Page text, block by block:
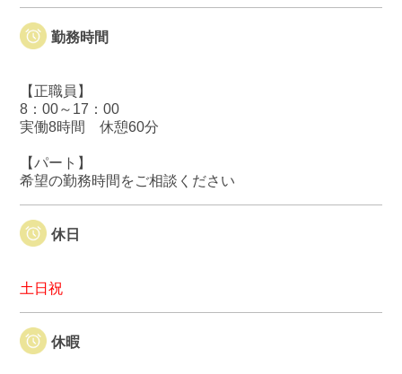
勤務時間
【正職員】
8：00～17：00
実働8時間 休憩60分
【パート】
希望の勤務時間をご相談ください
休日
土日祝
休暇